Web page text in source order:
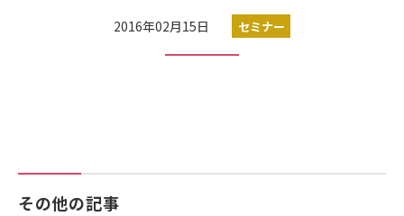
2016年02月15日 セミナー
その他の記事